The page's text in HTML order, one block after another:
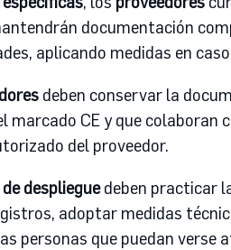
documentación
aplicando medidas en
deben conservar la
marcado CE y que
del proveedor.
desplieguedeben practicar
adoptar medidas
personas que puedan verse